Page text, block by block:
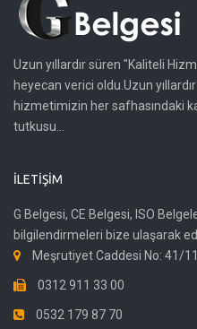
Uzun yıllardır süren "Kaliteli
heyecan verici oldu.Uzun
hizmetimizin her safhasındaki
tutkusu...
İLETIŞIM
G Belgesi, CE Belgesi, ISO
bilgilendirmeleri bize ulaşarak
Meşrutiyet Caddesi No: 41/
0312 911 33 00
0532 179 87 70